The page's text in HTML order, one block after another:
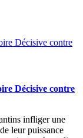
Décisive contre
infliger une
leur puissance